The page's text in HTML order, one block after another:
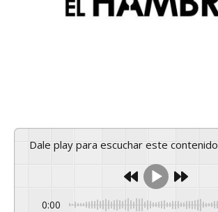
Dale play para escuchar este contenido
0:00